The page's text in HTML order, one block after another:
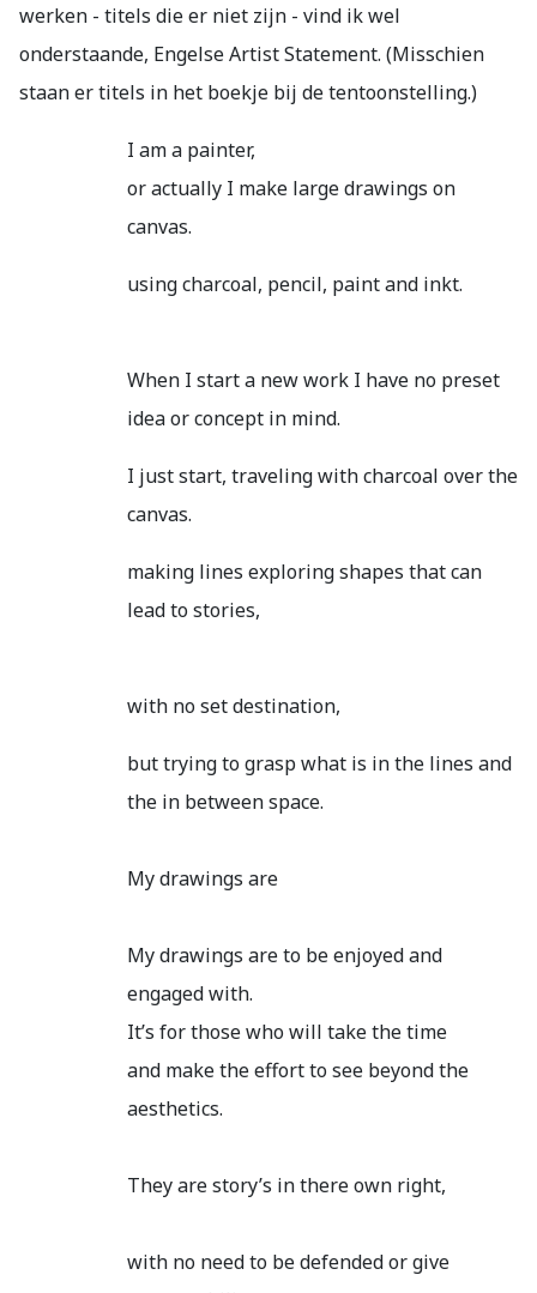
werken - titels die er niet zijn - vind ik wel
onderstaande, Engelse Artist Statement. (Misschien
staan er titels in het boekje bij de tentoonstelling.)
I am a painter,
or actually I make large drawings on
canvas.
using charcoal, pencil, paint and inkt.
When I start a new work I have no preset
idea or concept in mind.
I just start, traveling with charcoal over the
canvas.
making lines exploring shapes that can
lead to stories,
with no set destination,
but trying to grasp what is in the lines and
the in between space.
My drawings are
My drawings are to be enjoyed and
engaged with.
It’s for those who will take the time
and make the effort to see beyond the
aesthetics.
They are story’s in there own right,
with no need to be defended or give